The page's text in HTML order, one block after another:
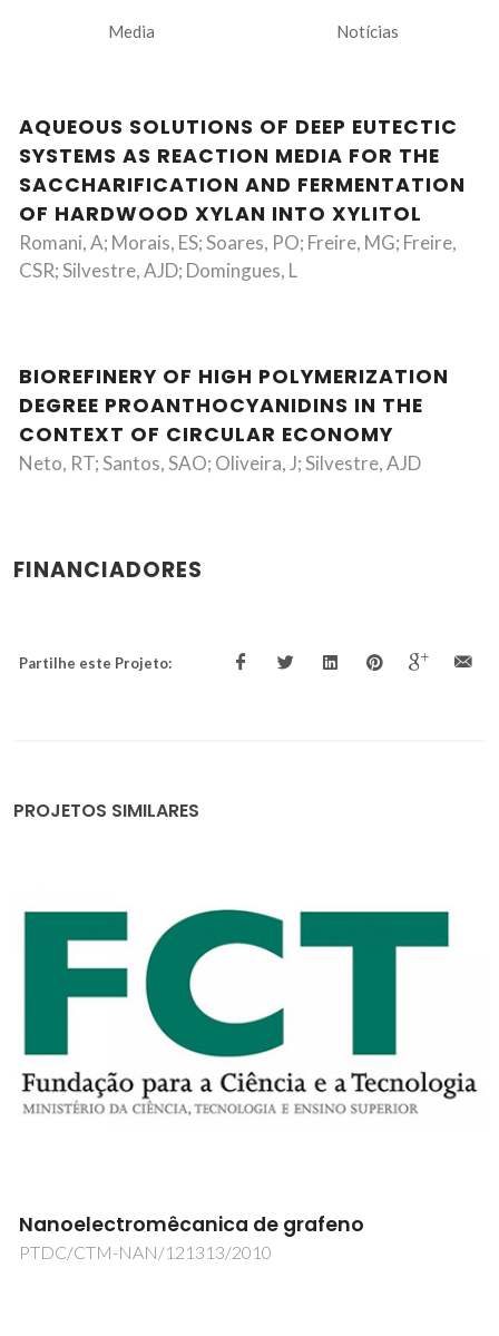
Media Notícias
AQUEOUS SOLUTIONS OF DEEP EUTECTIC
SYSTEMS AS REACTION MEDIA FOR THE
SACCHARIFICATION AND FERMENTATION
OF HARDWOOD XYLAN INTO XYLITOL
Romani, A; Morais, ES; Soares, PO; Freire, MG; Freire,
CSR; Silvestre, AJD; Domingues, L
BIOREFINERY OF HIGH POLYMERIZATION
DEGREE PROANTHOCYANIDINS IN THE
CONTEXT OF CIRCULAR ECONOMY
Neto, RT; Santos, SAO; Oliveira, J; Silvestre, AJD
FINANCIADORES
Partilhe este Projeto:
PROJETOS SIMILARES
CONTRIBUIÇÃO MICROBIANA PARA A
VALORIZAÇÃO DE RESIDUOS OU